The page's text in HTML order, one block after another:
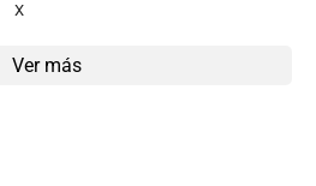
X
Ver más